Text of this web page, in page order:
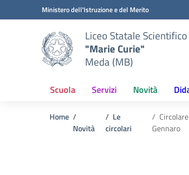
Vai ai contenuti
Vai al menu di navigazioneMinistero dell'Istruzione e del Merito
Liceo Statale
"Marie Curie"
Meda (MB)
Scuola Servizi Novità
Home
Novità
Le
circolari
Gennaro